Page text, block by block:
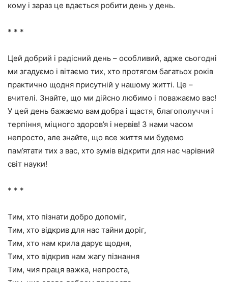
кому і зараз це вдається робити день у день.
* * *
Цей добрий і радісний день – особливий, адже сьогодні
ми згадуємо і вітаємо тих, хто протягом багатьох років
практично щодня присутній у нашому житті. Це –
вчителі. Знайте, що ми дійсно любимо і поважаємо вас!
У цей день бажаємо вам добра і щастя, благополуччя і
терпіння, міцного здоров’я і нервів! З нами часом
непросто, але знайте, що все життя ми будемо
пам’ятати тих з вас, хто зумів відкрити для нас чарівний
світ науки!
* * *
Тим, хто пізнати добро допоміг,
Тим, хто відкрив для нас тайни доріг,
Тим, хто нам крила дарує щодня,
Тим, хто відкрив нам жагу пізнання
Тим, чия праця важка, непроста,